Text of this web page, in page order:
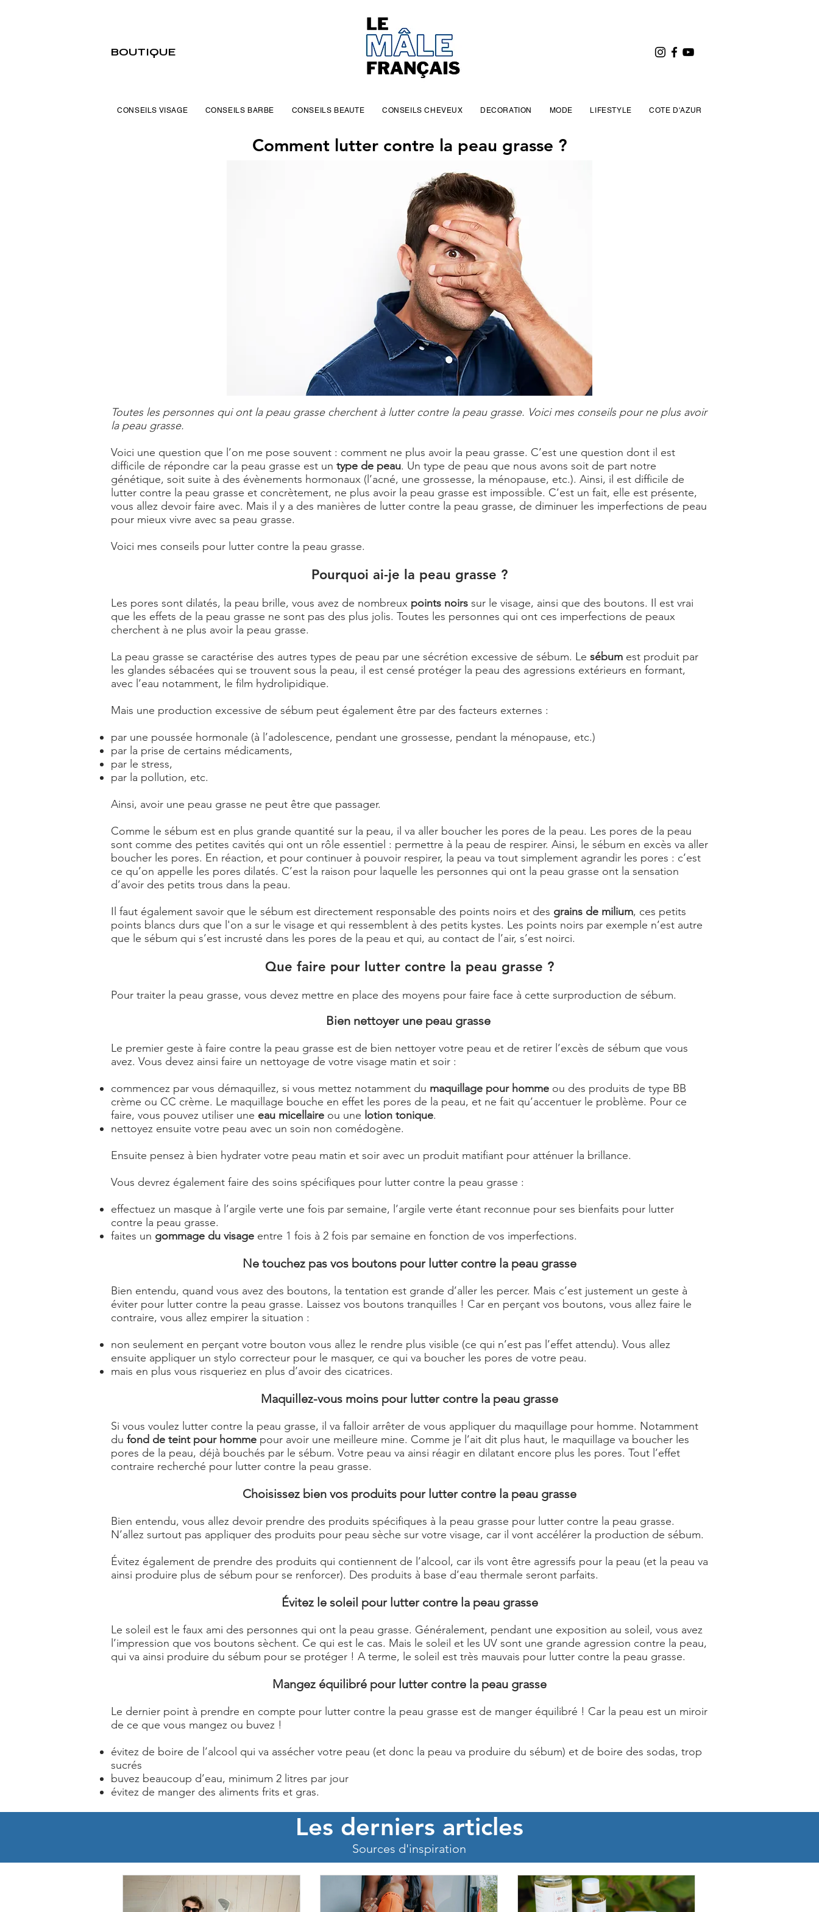
BOUTIQUE
Comment lutter contre la peau grasse ?
Toutes les personnes qui ont la peau grasse cherchent à lutter contre la peau grasse. Voici mes conseils pour ne plus avoir
la peau grasse.
Voici une question que l’on me pose souvent : comment ne plus avoir la peau grasse. C’est une question dont il est
difficile de répondre car la peau grasse est un type de peau. Un type de peau que nous avons soit de part notre
génétique, soit suite à des évènements hormonaux (l’acné, une grossesse, la ménopause, etc.). Ainsi, il est difficile de
lutter contre la peau grasse et concrètement, ne plus avoir la peau grasse est impossible. C’est un fait, elle est présente,
vous allez devoir faire avec. Mais il y a des manières de lutter contre la peau grasse, de diminuer les imperfections de peau
pour mieux vivre avec sa peau grasse.
Voici mes conseils pour lutter contre la peau grasse.
Pourquoi ai-je la peau grasse ?
Les pores sont dilatés, la peau brille, vous avez de nombreux points noirs sur le visage, ainsi que des boutons. Il est vrai
que les effets de la peau grasse ne sont pas des plus jolis. Toutes les personnes qui ont ces imperfections de peaux
cherchent à ne plus avoir la peau grasse.
La peau grasse se caractérise des autres types de peau par une sécrétion excessive de sébum. Le sébum est produit par
les glandes sébacées qui se trouvent sous la peau, il est censé protéger la peau des agressions extérieurs en formant,
avec l’eau notamment, le film hydrolipidique.
Mais une production excessive de sébum peut également être par des facteurs externes :
par une poussée hormonale (à l’adolescence, pendant une grossesse, pendant la ménopause, etc.)
par la prise de certains médicaments,
par le stress,
par la pollution, etc.
Ainsi, avoir une peau grasse ne peut être que passager.
Comme le sébum est en plus grande quantité sur la peau, il va aller boucher les pores de la peau. Les pores de la peau
sont comme des petites cavités qui ont un rôle essentiel : permettre à la peau de respirer. Ainsi, le sébum en excès va aller
boucher les pores. En réaction, et pour continuer à pouvoir respirer, la peau va tout simplement agrandir les pores : c’est
ce qu’on appelle les pores dilatés. C’est la raison pour laquelle les personnes qui ont la peau grasse ont la sensation
d’avoir des petits trous dans la peau.
Il faut également savoir que le sébum est directement responsable des points noirs et des grains de milium, ces petits
points blancs durs que l'on a sur le visage et qui ressemblent à des petits kystes. Les points noirs par exemple n’est autre
que le sébum qui s’est incrusté dans les pores de la peau et qui, au contact de l’air, s’est noirci.
Que faire pour lutter contre la peau grasse ?
Pour traiter la peau grasse, vous devez mettre en place des moyens pour faire face à cette surproduction de sébum.
Bien nettoyer une peau grasse
Le premier geste à faire contre la peau grasse est de bien nettoyer votre peau et de retirer l’excès de sébum que vous
avez. Vous devez ainsi faire un nettoyage de votre visage matin et soir :
commencez par vous démaquillez, si vous mettez notamment du maquillage pour homme ou des produits de type BB
crème ou CC crème. Le maquillage bouche en effet les pores de la peau, et ne fait qu’accentuer le problème. Pour ce
faire, vous pouvez utiliser une eau micellaire ou une lotion tonique.
nettoyez ensuite votre peau avec un soin non comédogène.
Ensuite pensez à bien hydrater votre peau matin et soir avec un produit matifiant pour atténuer la brillance.
Vous devrez également faire des soins spécifiques pour lutter contre la peau grasse :
effectuez un masque à l’argile verte une fois par semaine, l’argile verte étant reconnue pour ses bienfaits pour lutter
contre la peau grasse.
faites un gommage du visage entre 1 fois à 2 fois par semaine en fonction de vos imperfections.
Ne touchez pas vos boutons pour lutter contre la peau grasse
Bien entendu, quand vous avez des boutons, la tentation est grande d’aller les percer. Mais c’est justement un geste à
éviter pour lutter contre la peau grasse. Laissez vos boutons tranquilles ! Car en perçant vos boutons, vous allez faire le
contraire, vous allez empirer la situation :
non seulement en perçant votre bouton vous allez le rendre plus visible (ce qui n’est pas l’effet attendu). Vous allez
ensuite appliquer un stylo correcteur pour le masquer, ce qui va boucher les pores de votre peau.
mais en plus vous risqueriez en plus d’avoir des cicatrices.
Maquillez-vous moins pour lutter contre la peau grasse
Si vous voulez lutter contre la peau grasse, il va falloir arrêter de vous appliquer du maquillage pour homme. Notamment
du fond de teint pour homme pour avoir une meilleure mine. Comme je l’ait dit plus haut, le maquillage va boucher les
pores de la peau, déjà bouchés par le sébum. Votre peau va ainsi réagir en dilatant encore plus les pores. Tout l’effet
contraire recherché pour lutter contre la peau grasse.
Choisissez bien vos produits pour lutter contre la peau grasse
Bien entendu, vous allez devoir prendre des produits spécifiques à la peau grasse pour lutter contre la peau grasse.
N’allez surtout pas appliquer des produits pour peau sèche sur votre visage, car il vont accélérer la production de sébum.
Évitez également de prendre des produits qui contiennent de l’alcool, car ils vont être agressifs pour la peau (et la peau va
ainsi produire plus de sébum pour se renforcer). Des produits à base d’eau thermale seront parfaits.
Évitez le soleil pour lutter contre la peau grasse
Le soleil est le faux ami des personnes qui ont la peau grasse. Généralement, pendant une exposition au soleil, vous avez
l’impression que vos boutons sèchent. Ce qui est le cas. Mais le soleil et les UV sont une grande agression contre la peau,
qui va ainsi produire du sébum pour se protéger ! A terme, le soleil est très mauvais pour lutter contre la peau grasse.
Mangez équilibré pour lutter contre la peau grasse
Le dernier point à prendre en compte pour lutter contre la peau grasse est de manger équilibré ! Car la peau est un miroir
de ce que vous mangez ou buvez !
évitez de boire de l’alcool qui va assécher votre peau (et donc la peau va produire du sébum) et de boire des sodas, trop
sucrés
buvez beaucoup d’eau, minimum 2 litres par jour
évitez de manger des aliments frits et gras.
Les derniers articles
Sources d'inspiration
CONSEILS VISAGE CONSEILS BARBE CONSEILS BEAUTE CONSEILS CHEVEUX DECORATION MODE LIFESTYLE COTE D'AZUR